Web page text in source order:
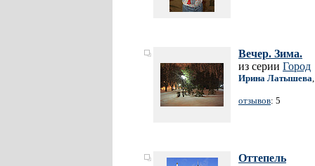
Вечер. Зима.
из серии Город
Ирина Латышева
отзывов: 5
Оттепель